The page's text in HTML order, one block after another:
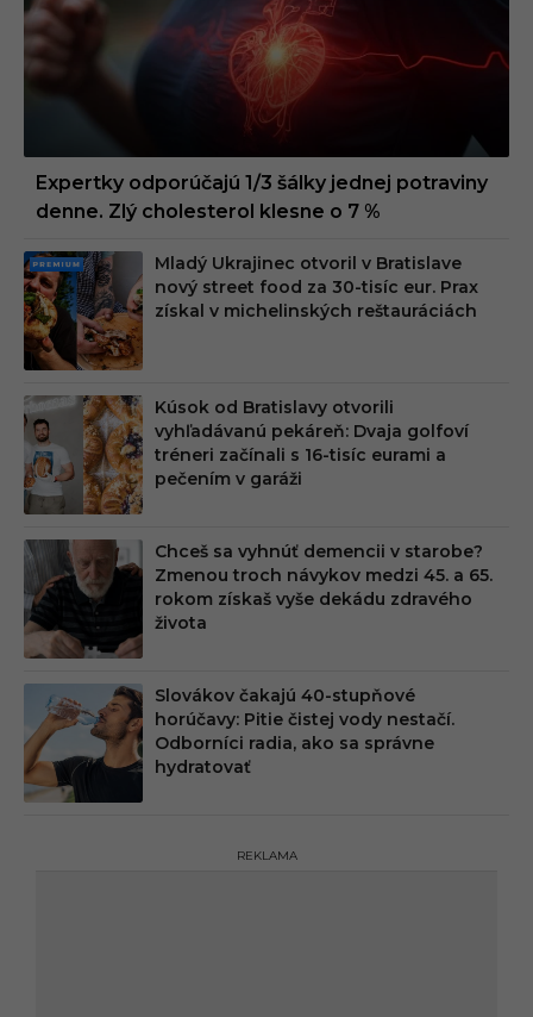
Expertky odporúčajú 1/3 šálky jednej potraviny
denne. Zlý cholesterol klesne o 7 %
PRE
MIU
M
Mladý Ukrajinec otvoril v Bratislave
nový street food za 30-tisíc eur. Prax
získal v michelinských reštauráciách
Kúsok od Bratislavy otvorili
vyhľadávanú pekáreň: Dvaja golfoví
tréneri začínali s 16-tisíc eurami a
pečením v garáži
Chceš sa vyhnúť demencii v starobe?
Zmenou troch návykov medzi 45. a 65.
rokom získaš vyše dekádu zdravého
života
Slovákov čakajú 40-stupňové
horúčavy: Pitie čistej vody nestačí.
Odborníci radia, ako sa správne
hydratovať
REKLAMA